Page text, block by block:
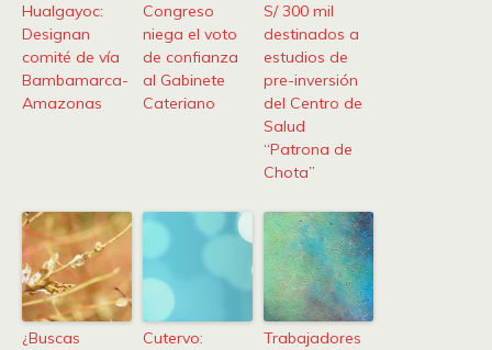
Hualgayoc:
Designan
comité de vía
Bambamarca-
Amazonas
Congreso
niega el voto
de confianza
al Gabinete
Cateriano
S/ 300 mil
destinados a
estudios de
pre-inversión
del Centro de
Salud
“Patrona de
Chota”
¿Buscas
Cutervo:
Trabajadores